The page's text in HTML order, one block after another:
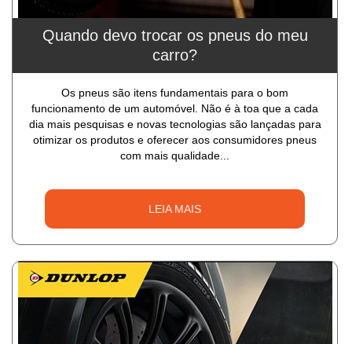
Quando devo trocar os pneus do meu
carro?
Os pneus são itens fundamentais para o bom
funcionamento de um automóvel. Não é à toa que a cada
dia mais pesquisas e novas tecnologias são lançadas para
otimizar os produtos e oferecer aos consumidores pneus
com mais qualidade...
LEIA MAIS